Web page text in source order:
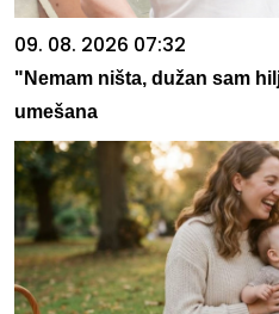
09. 08. 2026 07:32
"Nemam ništa, dužan sam
umešana